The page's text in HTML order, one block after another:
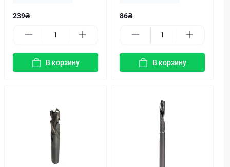
239₴
В корзину
86₴
В корзину